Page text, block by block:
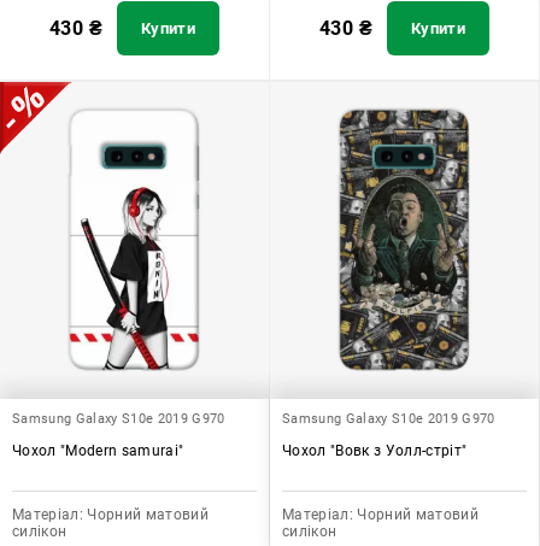
430 ₴ Купити 430 ₴ Купити
Samsung Galaxy S10e 2019 G970
Чохол "Modern samurai"
Матеріал: Чорний матовий
силікон
Samsung Galaxy S10e 2019 G970
Чохол "Вовк з Уолл-стріт"
Матеріал: Чорний матовий
силікон